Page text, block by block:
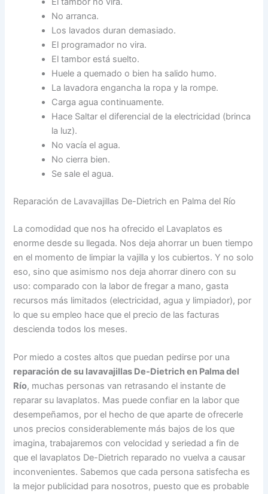
No arranca.
Los lavados duran demasiado.
El programador no vira.
El tambor está suelto.
Huele a quemado o bien ha salido humo.
La lavadora engancha la ropa y la rompe.
Carga agua continuamente.
Hace Saltar el diferencial de la electricidad (brinca
la luz).
No vacía el agua.
No cierra bien.
Se sale el agua.
Reparación de Lavavajillas De-Dietrich en Palma del Río
La comodidad que nos ha ofrecido el Lavaplatos es
enorme desde su llegada. Nos deja ahorrar un buen tiempo
en el momento de limpiar la vajilla y los cubiertos. Y no solo
eso, sino que asimismo nos deja ahorrar dinero con su
uso: comparado con la labor de fregar a mano, gasta
recursos más limitados (electricidad, agua y limpiador), por
lo que su empleo hace que el precio de las facturas
descienda todos los meses.
Por miedo a costes altos que puedan pedirse por una
reparación de su lavavajillas De-Dietrich en Palma del
Río, muchas personas van retrasando el instante de
reparar su lavaplatos. Mas puede confiar en la labor que
desempeñamos, por el hecho de que aparte de ofrecerle
unos precios considerablemente más bajos de los que
imagina, trabajaremos con velocidad y seriedad a fin de
que el lavaplatos De-Dietrich reparado no vuelva a causar
inconvenientes. Sabemos que cada persona satisfecha es
la mejor publicidad para nosotros, puesto que es probable